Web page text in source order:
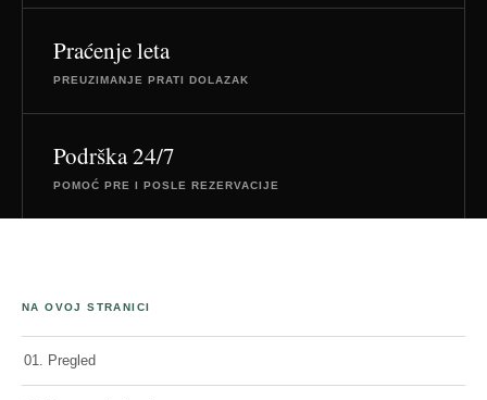
Praćenje leta
PREUZIMANJE PRATI DOLAZAK
Podrška 24/7
POMOĆ PRE I POSLE REZERVACIJE
NA OVOJ STRANICI
01. Pregled